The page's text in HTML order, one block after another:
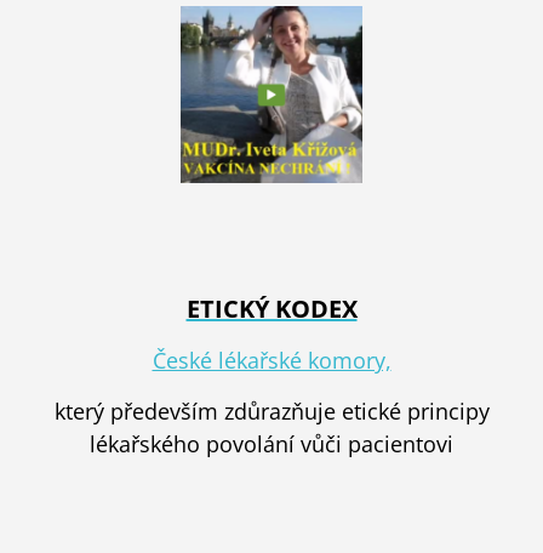
ETICKÝ KODEX
České lékařské komory,
který především zdůrazňuje etické principy
lékařského povolání vůči pacientovi